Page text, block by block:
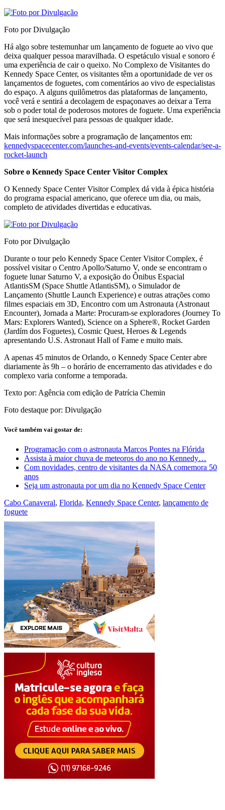
Foto por Divulgação
Há algo sobre testemunhar um lançamento de foguete ao vivo que
deixa qualquer pessoa maravilhada. O espetáculo visual e sonoro é
uma experiência de cair o queixo. No Complexo de Visitantes do
Kennedy Space Center, os visitantes têm a oportunidade de ver os
lançamentos de foguetes, com comentários ao vivo de especialistas
do espaço. A alguns quilômetros das plataformas de lançamento,
você verá e sentirá a decolagem de espaçonaves ao deixar a Terra
sob o poder total de poderosos motores de foguete. Uma experiência
que será inesquecível para pessoas de qualquer idade.
Mais informações sobre a programação de lançamentos em:
kennedyspacecenter.com/launches-and-events/events-calendar/see-a-
rocket-launch
Sobre o Kennedy Space Center Visitor Complex
O Kennedy Space Center Visitor Complex dá vida à épica história
do programa espacial americano, que oferece um dia, ou mais,
completo de atividades divertidas e educativas.
Foto por Divulgação
Durante o tour pelo Kennedy Space Center Visitor Complex, é
possível visitar o Centro Apollo/Saturno V, onde se encontram o
foguete lunar Saturno V, a exposição do Ônibus Espacial
AtlantisSM (Space Shuttle AtlantisSM), o Simulador de
Lançamento (Shuttle Launch Experience) e outras atrações como
filmes espaciais em 3D, Encontro com um Astronauta (Astronaut
Encounter), Jornada a Marte: Procuram-se exploradores (Journey To
Mars: Explorers Wanted), Science on a Sphere®, Rocket Garden
(Jardím dos Foguetes), Cosmic Quest, Heroes & Legends
apresentando U.S. Astronaut Hall of Fame e muito mais.
A apenas 45 minutos de Orlando, o Kennedy Space Center abre
diariamente às 9h – o horário de encerramento das atividades e do
complexo varia conforme a temporada.
Texto por: Agência com edição de Patrícia Chemin
Foto destaque por: Divulgação
Você também vai gostar de:
Programação com o astronauta Marcos Pontes na Flórida
Assista à maior chuva de meteoros do ano no Kennedy…
Com novidades, centro de visitantes da NASA comemora 50
anos
Seja um astronauta por um dia no Kennedy Space Center
Cabo Canaveral, Florida, Kennedy Space Center, lançamento de
foguete